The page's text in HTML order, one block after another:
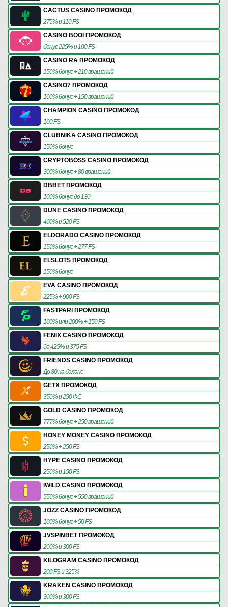
CACTUS CASINO ПРОМОКОД
275% и 110 FS
CASINO BOOI ПРОМОКОД
бонус 225% и 100 FS
CASINO RA ПРОМОКОД
150% бонус + 210 вращений
CASINO7 ПРОМОКОД
100% бонус + 150 вращений
CHAMPION CASINO ПРОМОКОД
100 FS
CLUBNIKA CASINO ПРОМОКОД
150% бонус
CRYPTOBOSS CASINO ПРОМОКОД
300% бонус + 80 вращений
DBBET ПРОМОКОД
100% бонус до 130
DUNE CASINO ПРОМОКОД
400% и 520 FS
ELDORADO CASINO ПРОМОКОД
150% бонус + 277 FS
ELSLOTS ПРОМОКОД
150% бонус
EVA CASINO ПРОМОКОД
225% + 900 FS
FASTPARI ПРОМОКОД
100% или 200% + 150 FS
FENIX CASINO ПРОМОКОД
до 425% и 375 FS
FRIENDS CASINO ПРОМОКОД
До 80 на баланс
GETX ПРОМОКОД
350% и 250 ФС
GOLD CASINO ПРОМОКОД
777% бонус + 250 вращений
HONEY MONEY CASINO ПРОМОКОД
250% + 250 FS
HYPE CASINO ПРОМОКОД
250% и 150 FS
IWILD CASINO ПРОМОКОД
550% бонус + 550 вращений
JOZZ CASINO ПРОМОКОД
100% бонус + 50 FS
JVSPINBET ПРОМОКОД
200% и 300 FS
KILOGRAM CASINO ПРОМОКОД
200 FS и 325%
KRAKEN CASINO ПРОМОКОД
300% и 300 FS